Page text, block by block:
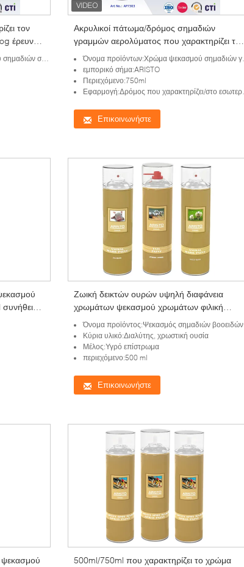
τον
έρευνα
ερευνών
Ακρυλικοί πάτωμα/δρόμος σημαδιών
γραμμών αερολύματος που χαρακτηρίζει την
καιρική αντίσταση ζωγραφικής ψεκασμού
750ml
Όνομα προϊόντων:Χρώμα ψεκασμού σημαδιών γραμμών
εμπορικό σήμα:ARISTO
Περιεχόμενο:750ml
Εφαρμογή:Δρόμος που χαρακτηρίζει/στο εσωτερικό και υπαίθρια
Επικοινωνήστε
Ζωική δεικτών ουρών υψηλή διαφάνεια
χρωμάτων ψεκασμού χρωμάτων φιλική
προς το περιβάλλον προσωρινή
Όνομα προϊόντος:Ψεκασμός σημαδιών βοοειδών χρωμάτων ουρών
Κύρια υλικό:Διαλύτης, χρωστική ουσία
Μέλος:Υγρό επίστρωμα
περιεχόμενο:500 ml
Επικοινωνήστε
ψεκασμού
500ml/750ml που χαρακτηρίζει το χρώμα